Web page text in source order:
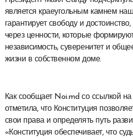
является краеугольным камнем
гарантирует свободу и
через ценности, которые
независимость, суверенитет и
жизни в собственном доме.
Как сообщает Noi.md со ссылкой
отметила, что Конституция
свои права и определять путь
«Конституция обеспечивает, что